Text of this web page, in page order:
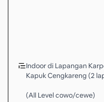
Indoor di Lapangan
Kapuk Cengkareng (2
(All Level cowo/cewe)